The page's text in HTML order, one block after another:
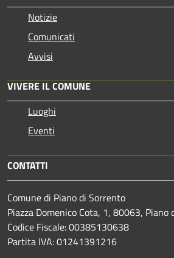
Notizie
Comunicati
Avvisi
VIVERE IL COMUNE
Luoghi
Eventi
CONTATTI
Comune di Piano di Sorrento
Piazza Domenico Cota, 1, 80063, Piano
Codice Fiscale: 00385130638
Partita IVA: 01241391216